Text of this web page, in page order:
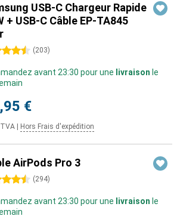
USB-C Chargeur Rapide
+ USB-C Câble EP-TA845
(203)
avant 23:30 pour une livraison le
€
Hors Frais d'expédition
AirPods Pro 3
(294)
avant 23:30 pour une livraison le